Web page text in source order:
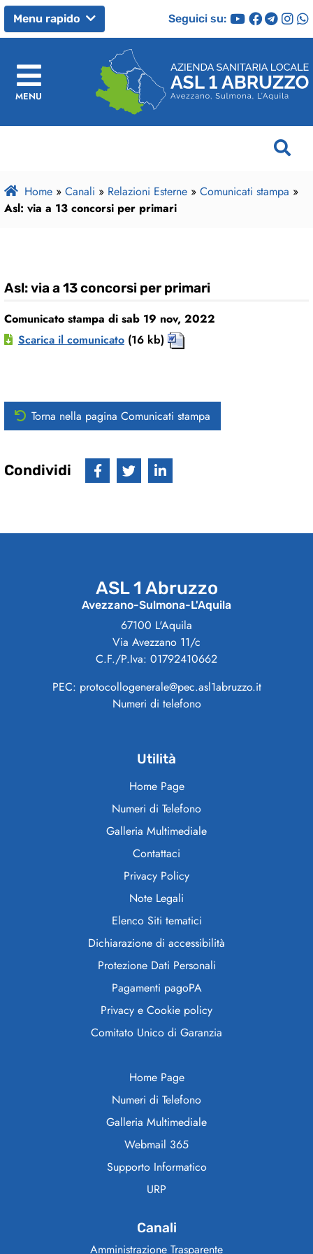
Menu rapido Seguici su:
MENU
Home » Canali » Relazioni Esterne » Comunicati stampa »
Asl: via a 13 concorsi per primari
Asl: via a 13 concorsi per primari
Comunicato stampa di sab 19 nov, 2022
Scarica il comunicato (16 kb)
Torna nella pagina Comunicati stampa
Condividi
ASL 1 Abruzzo
Avezzano-Sulmona-L'Aquila
67100 L'Aquila
Via Avezzano 11/c
C.F./P.Iva: 01792410662
PEC: protocollogenerale@pec.asl1abruzzo.it
Numeri di telefono
Utilità
Home Page
Numeri di Telefono
Galleria Multimediale
Contattaci
Privacy Policy
Note Legali
Elenco Siti tematici
Dichiarazione di accessibilità
Protezione Dati Personali
Pagamenti pagoPA
Privacy e Cookie policy
Comitato Unico di Garanzia
Home Page
Numeri di Telefono
Galleria Multimediale
Webmail 365
Supporto Informatico
URP
Canali
Amministrazione Trasparente